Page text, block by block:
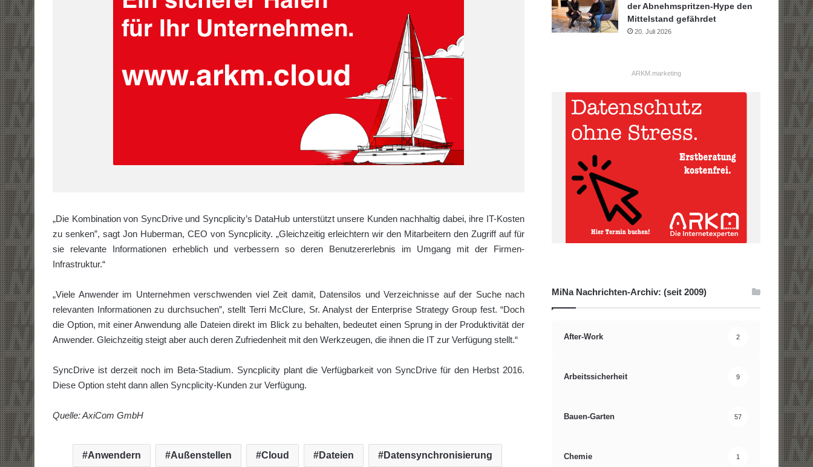
„Die Kombination von SyncDrive und Syncplicity’s DataHub unterstützt unsere Kunden nachhaltig dabei, ihre IT-Kosten
zu senken”, sagt Jon Huberman, CEO von Syncplicity. „Gleichzeitig erleichtern wir den Mitarbeitern den Zugriff auf für
sie relevante Informationen erheblich und verbessern so deren Benutzererlebnis im Umgang mit der Firmen-
Infrastruktur.“
„Viele Anwender im Unternehmen verschwenden viel Zeit damit, Datensilos und Verzeichnisse auf der Suche nach
relevanten Informationen zu durchsuchen”, stellt Terri McClure, Sr. Analyst der Enterprise Strategy Group fest. “Doch
die Option, mit einer Anwendung alle Dateien direkt im Blick zu behalten, bedeutet einen Sprung in der Produktivität der
Anwender. Gleichzeitig steigt aber auch deren Zufriedenheit mit den Werkzeugen, die ihnen die IT zur Verfügung stellt.“
SyncDrive ist derzeit noch im Beta-Stadium. Syncplicity plant die Verfügbarkeit von SyncDrive für den Herbst 2016.
Diese Option steht dann allen Syncplicity-Kunden zur Verfügung.
Quelle: AxiCom GmbH
Anwendern Außenstellen Cloud Dateien Datensynchronisierung
der Abnehmspritzen-Hype den
Mittelstand gefährdet
20. Juli 2026
ARKM.marketing
MiNa Nachrichten-Archiv: (seit 2009)
After-Work 2
Arbeitssicherheit 9
Bauen-Garten 57
Chemie 1